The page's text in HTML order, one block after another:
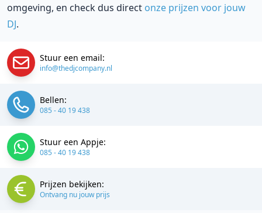
omgeving, en check dus direct onze prijzen voor jouw
DJ.
Stuur een email:
info@thedjcompany.nl
Bellen:
085 - 40 19 438
Stuur een Appje:
085 - 40 19 438
Prijzen bekijken:
Ontvang nu jouw prijs